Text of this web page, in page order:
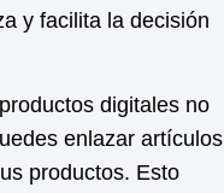
y facilita la decisión
digitales no
enlazar artículos
productos. Esto